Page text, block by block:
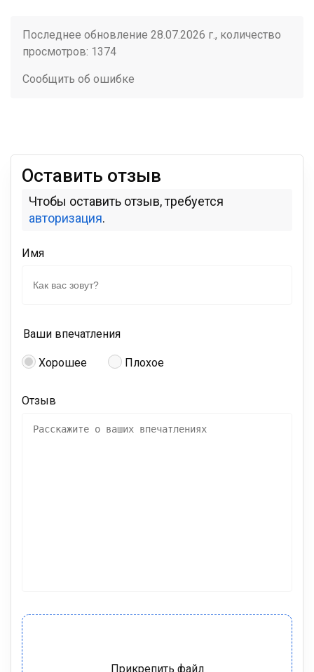
Последнее обновление 28.07.2026 г., количество
просмотров: 1374
Сообщить об ошибке
Оставить отзыв
Чтобы оставить отзыв, требуется
авторизация.
Имя
Ваши впечатления
Хорошее Плохое
Отзыв